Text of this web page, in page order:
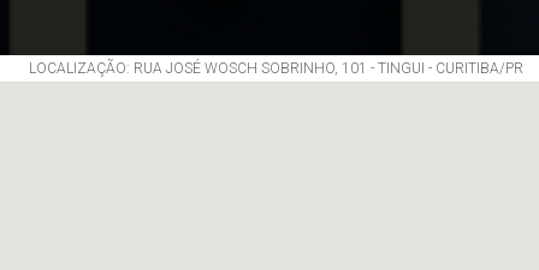
LOCALIZAÇÃO: RUA JOSÉ WOSCH SOBRINHO, 101 - TINGUI - CURITIBA/PR